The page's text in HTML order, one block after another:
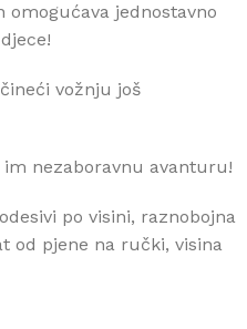
jednostavno
vožnju još
nezaboravnu avanturu!
po visini, raznobojna
od pjene na ručki, visina